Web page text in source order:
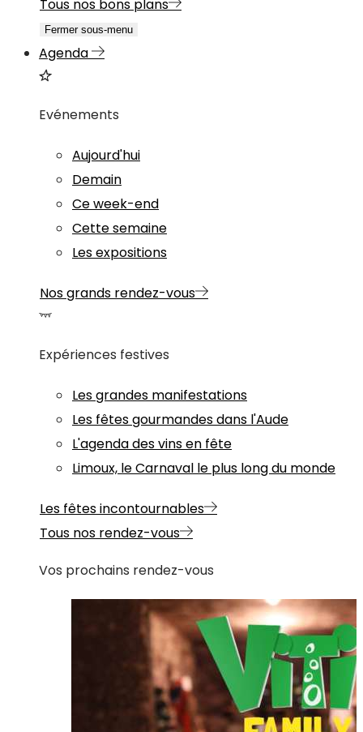
Tous nos bons plans
Fermer sous-menu
Agenda
Evénements
Aujourd'hui
Demain
Ce week-end
Cette semaine
Les expositions
Nos grands rendez-vous
Expériences festives
Les grandes manifestations
Les fêtes gourmandes dans l'Aude
L'agenda des vins en fête
Limoux, le Carnaval le plus long du monde
Les fêtes incontournables
Tous nos rendez-vous
Vos prochains rendez-vous